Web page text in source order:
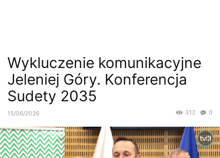
Wykluczenie komunikacyjne
Jeleniej Góry. Konferencja
Sudety 2035
15/06/2026 0
312